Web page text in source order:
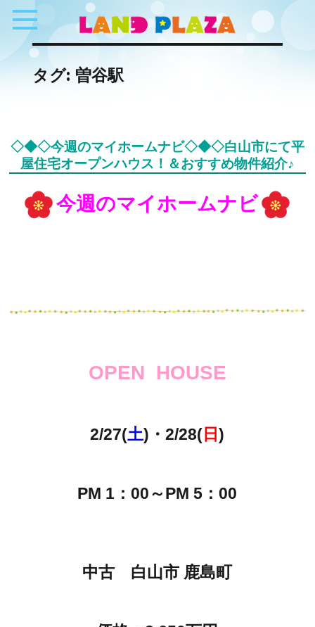
タグ: 曽谷駅
◇◆◇今週のマイホームナビ◇◆◇白山市にて平
屋住宅オープンハウス！＆おすすめ物件紹介♪
今週のマイホームナビ
OPEN HOUSE
2/27(土)・2/28( 日)
PM 1：00～PM 5：00
中古 白山市 鹿島町